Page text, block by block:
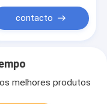
contacto
melhores produtos